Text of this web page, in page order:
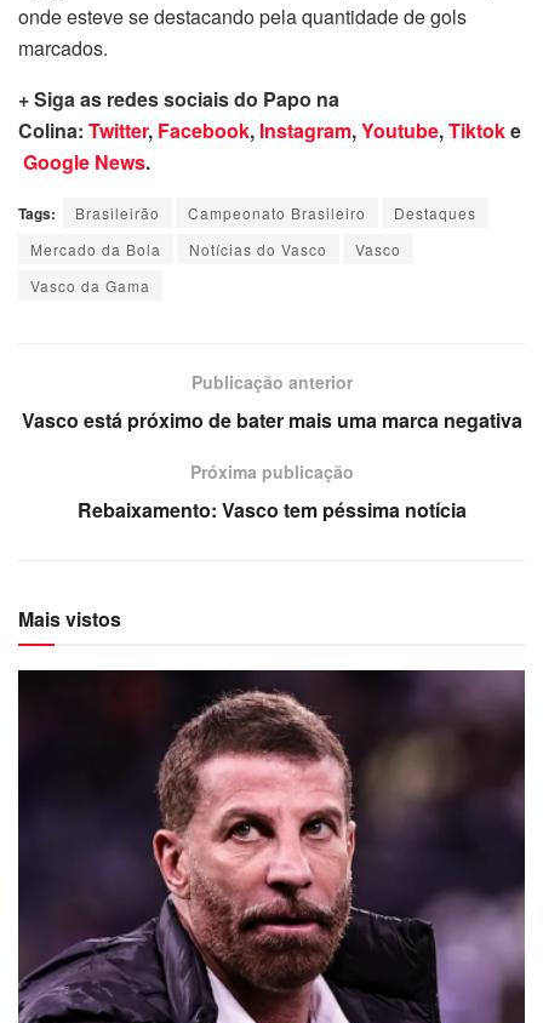
onde esteve se destacando pela quantidade de gols
marcados.
+ Siga as redes sociais do Papo na
Colina: Twitter, Facebook, Instagram,Youtube,Tiktoke
Google News.
Tags: Brasileirão Campeonato Brasileiro
Destaques
Mercado da Bola
Notícias do Vasco
Vasco
Vasco da Gama
Publicação anterior
Vasco está próximo de bater mais uma marca negativa
Próxima publicação
Rebaixamento: Vasco tem péssima notícia
Mais vistos